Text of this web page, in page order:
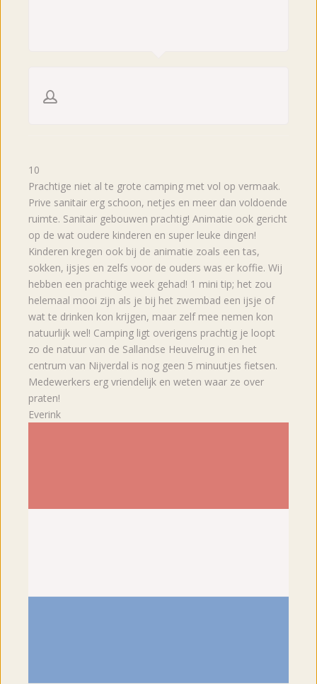
10
Prachtige niet al te grote camping met vol op vermaak.
Prive sanitair erg schoon, netjes en meer dan voldoende
ruimte. Sanitair gebouwen prachtig! Animatie ook gericht
op de wat oudere kinderen en super leuke dingen!
Kinderen kregen ook bij de animatie zoals een tas,
sokken, ijsjes en zelfs voor de ouders was er koffie. Wij
hebben een prachtige week gehad! 1 mini tip; het zou
helemaal mooi zijn als je bij het zwembad een ijsje of
wat te drinken kon krijgen, maar zelf mee nemen kon
natuurlijk wel! Camping ligt overigens prachtig je loopt
zo de natuur van de Sallandse Heuvelrug in en het
centrum van Nijverdal is nog geen 5 minuutjes fietsen.
Medewerkers erg vriendelijk en weten waar ze over
praten!
Everink